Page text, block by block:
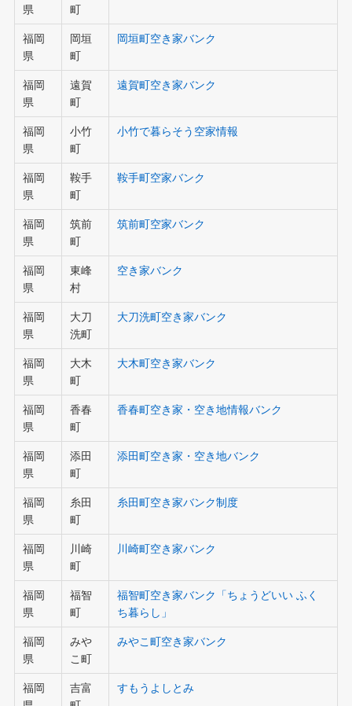
県
町
福岡
県
岡垣
町
岡垣町空き家バンク
福岡
県
遠賀
町
遠賀町空き家バンク
福岡
県
小竹
町
小竹で暮らそう空家情報
福岡
県
鞍手
町
鞍手町空家バンク
福岡
県
筑前
町
筑前町空家バンク
福岡
県
東峰
村
空き家バンク
福岡
県
大刀
洗町
大刀洗町空き家バンク
福岡
県
大木
町
大木町空き家バンク
福岡
県
香春
町
香春町空き家・空き地情報バンク
福岡
県
添田
町
添田町空き家・空き地バンク
福岡
県
糸田
町
糸田町空き家バンク制度
福岡
県
川崎
町
川崎町空き家バンク
福岡
県
福智
町
福智町空き家バンク「ちょうどいい ふく
ち暮らし」
福岡
県
みや
こ町
みやこ町空き家バンク
福岡
吉富
すもうよしとみ